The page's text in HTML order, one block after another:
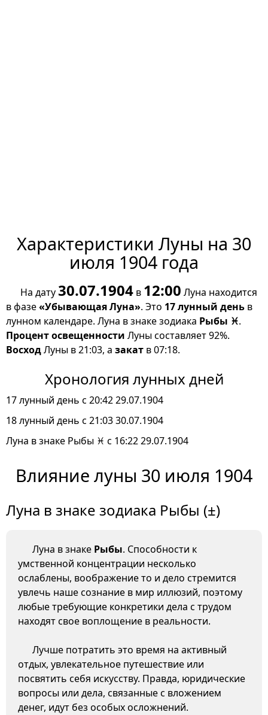
Характеристики Луны на 30
июля 1904 года
На дату30.07.1904 в 12:00 Луна находится
в фазе«Убывающая Луна». Это 17 лунный день в
лунном календаре. Луна в знаке зодиака Рыбы ♓.
Процент освещенности Луны составляет 92%.
ВосходЛуны в 21:03, а закат в 07:18.
Хронология лунных дней
17 лунный день с 20:42 29.07.1904
18 лунный день с 21:03 30.07.1904
Луна в знаке Рыбы ♓ с 16:22 29.07.1904
Влияние луны 30 июля 1904
Луна в знаке зодиака Рыбы (±)
Луна в знаке Рыбы. Способности к
умственной концентрации несколько
ослаблены, воображение то и дело стремится
увлечь наше сознание в мир иллюзий, поэтому
любые требующие конкретики дела с трудом
находят свое воплощение в реальности.
Лучше потратить это время на активный
отдых, увлекательное путешествие или
посвятить себя искусству. Правда, юридические
вопросы или дела, связанные с вложением
денег, идут без особых осложнений.